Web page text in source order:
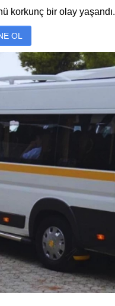
korkunç bir olay yaşandı.
OL